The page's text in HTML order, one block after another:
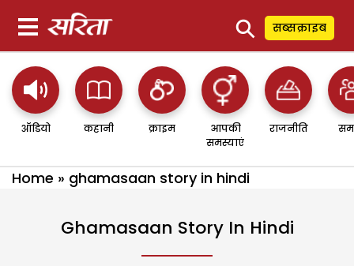
⚲ सब्सक्राइब
ऑडियो कहानी क्राइम
आपकी
समस्याएं
राजनीति
Home » ghamasaan story in hindi
Ghamasaan Story In Hindi